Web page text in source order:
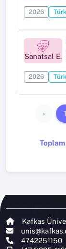
2026
Sanatsal E.
2026
Toplam
« 1
Kafkas
4742251150